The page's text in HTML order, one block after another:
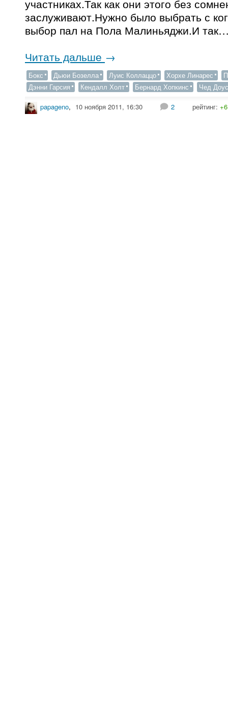
участниках.Так как они этого без
заслуживают.Нужно было выбрать с
выбор пал на Пола Малиньяджи.И
Читать дальше →
Бокс Дьюи Бозелла Луис Коллаццо Хорхе Линарес
Дэнни Гарсия
Кендалл Холт Бернард Хопкинс Чед
papageno, 10 ноября 2011, 16:30 2 рейтинг: +6